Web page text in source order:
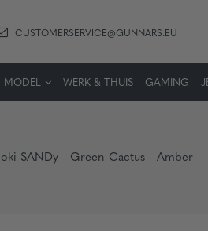
CUSTOMERSERVICE@GUNNARS.EU
MODEL WERK & THUIS GAMING
SANDy - Green Cactus - Amber